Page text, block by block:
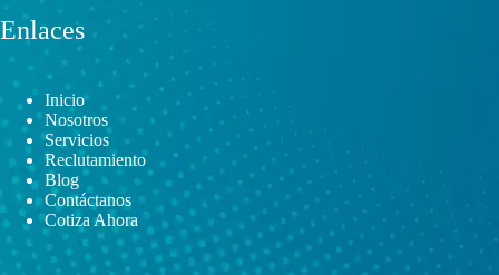
Enlaces
Inicio
Nosotros
Servicios
Reclutamiento
Blog
Contáctanos
Cotiza Ahora